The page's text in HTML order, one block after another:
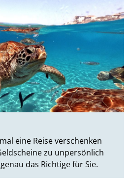
eine Reise verschenken
zu unpersönlich
das Richtige für Sie.